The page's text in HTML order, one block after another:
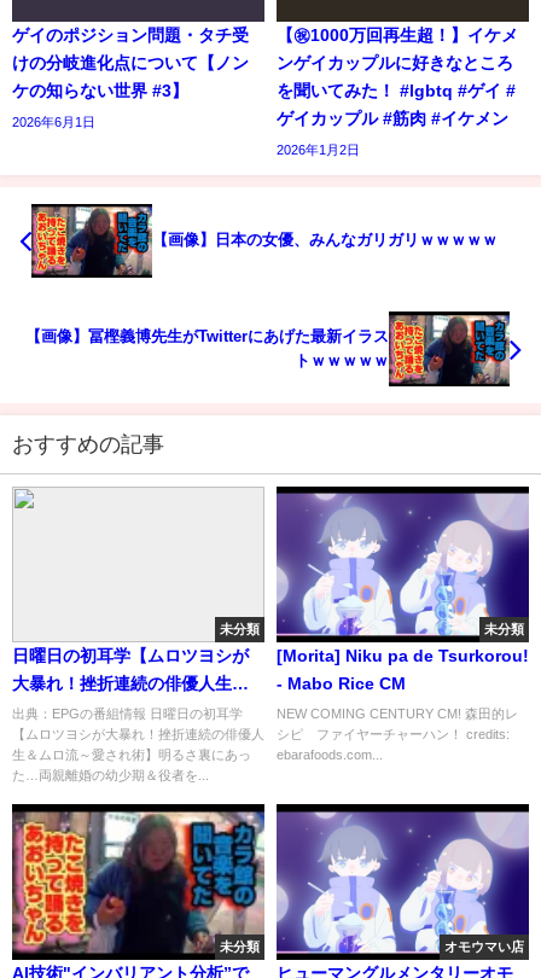
ゲイのポジション問題・タチ受
けの分岐進化点について【ノン
ケの知らない世界 #3】
2026年6月1日
【㊗️1000万回再生超！】イケメ
ンゲイカップルに好きなところ
を聞いてみた！ #lgbtq #ゲイ #
ゲイカップル #筋肉 #イケメン
2026年1月2日
【画像】日本の女優、みんなガリガリｗｗｗｗｗ
【画像】冨樫義博先生がTwitterにあげた最新イラス
トｗｗｗｗｗ
おすすめの記事
未分類
日曜日の初耳学【ムロツヨシが
大暴れ！挫折連続の俳優人生＆
ムロ流～愛され術】[字] …の番
組内容解析まとめ
出典：EPGの番組情報 日曜日の初耳学
【ムロツヨシが大暴れ！挫折連続の俳優人
生＆ムロ流～愛され術】明るさ裏にあっ
た…両親離婚の幼少期＆役者を...
未分類
[Morita] Niku pa de Tsurkorou!
- Mabo Rice CM
NEW COMING CENTURY CM! 森田的レ
シピ ファイヤーチャーハン！ credits:
ebarafoods.com...
未分類
AI技術"インバリアント分析”で
オモウマい店
ヒューマングルメンタリーオモ